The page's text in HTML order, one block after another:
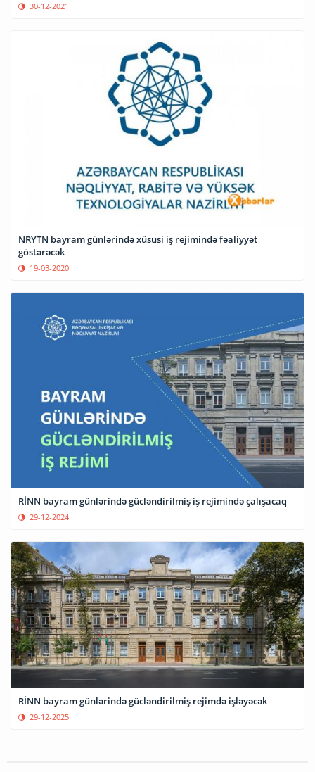
30-12-2021
NRYTN bayram günlərində xüsusi iş rejimində fəaliyyət
göstərəcək
19-03-2020
RİNN bayram günlərində gücləndirilmiş iş rejimində çalışacaq
29-12-2024
RİNN bayram günlərində gücləndirilmiş rejimdə işləyəcək
29-12-2025